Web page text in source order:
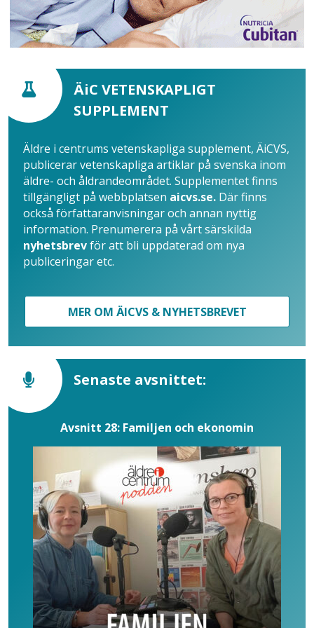
ÄiC VETENSKAPLIGT
SUPPLEMENT
Äldre i centrums vetenskapliga supplement, ÄiCVS,
publicerar vetenskapliga artiklar på svenska inom
äldre- och åldrandeområdet. Supplementet finns
tillgängligt på webbplatsen aicvs.se. Där finns
också författaranvisningar och annan nyttig
information. Prenumerera på vårt särskilda
nyhetsbrevför att bli uppdaterad om nya
publiceringar etc.
MER OM ÄICVS & NYHETSBREVET
Senaste avsnittet:
Avsnitt 28: Familjen och ekonomin